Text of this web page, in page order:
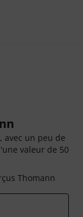
avec un peu de
valeur de 50
Thomann